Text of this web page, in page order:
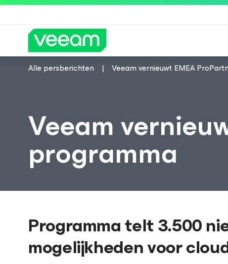
Alle persberichten Veeam vernieuwt EMEA
Veeam
programma
Programma telt 3.500
mogelijkheden voor